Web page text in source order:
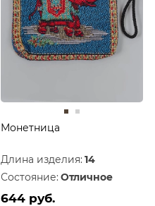
Монетница
Длина изделия: 14
Состояние: Отличное
644 руб.